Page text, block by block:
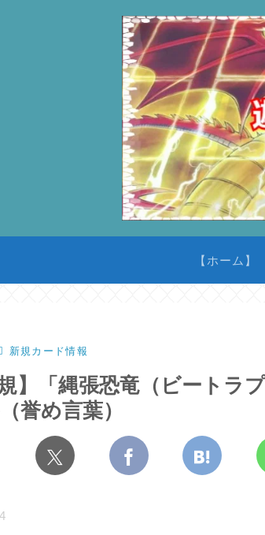
【ホーム】
新規カード情報
規】「縄張恐竜（ビートラ
誉め言葉）